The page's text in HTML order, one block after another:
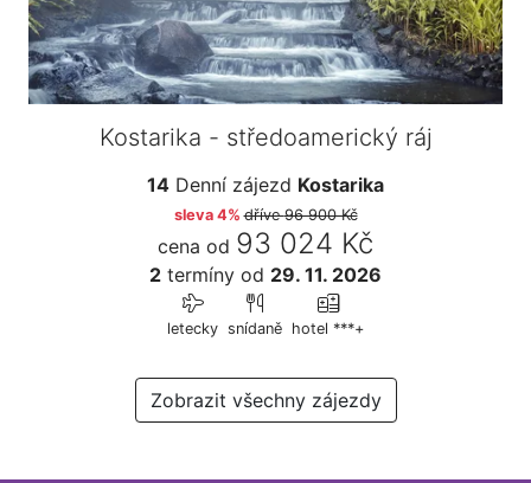
Kostarika - středoamerický ráj
14 Denní zájezd Kostarika
sleva 4% dříve96 900 Kč
cena od 93 024 Kč
2 termíny od 29. 11. 2026
letecky snídaně hotel ***+
Zobrazit všechny zájezdy